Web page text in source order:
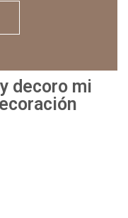
decoro mi